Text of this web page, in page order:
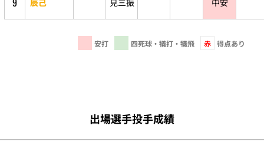
見三振 中安
安打 四死球・犠打・犠飛 赤 得点あり
出場選手投手成績